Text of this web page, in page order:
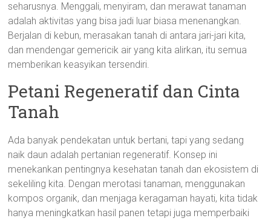
seharusnya. Menggali, menyiram, dan merawat tanaman
adalah aktivitas yang bisa jadi luar biasa menenangkan.
Berjalan di kebun, merasakan tanah di antara jari-jari kita,
dan mendengar gemericik air yang kita alirkan, itu semua
memberikan keasyikan tersendiri.
Petani Regeneratif dan Cinta
Tanah
Ada banyak pendekatan untuk bertani, tapi yang sedang
naik daun adalah pertanian regeneratif. Konsep ini
menekankan pentingnya kesehatan tanah dan ekosistem di
sekeliling kita. Dengan merotasi tanaman, menggunakan
kompos organik, dan menjaga keragaman hayati, kita tidak
hanya meningkatkan hasil panen tetapi juga memperbaiki